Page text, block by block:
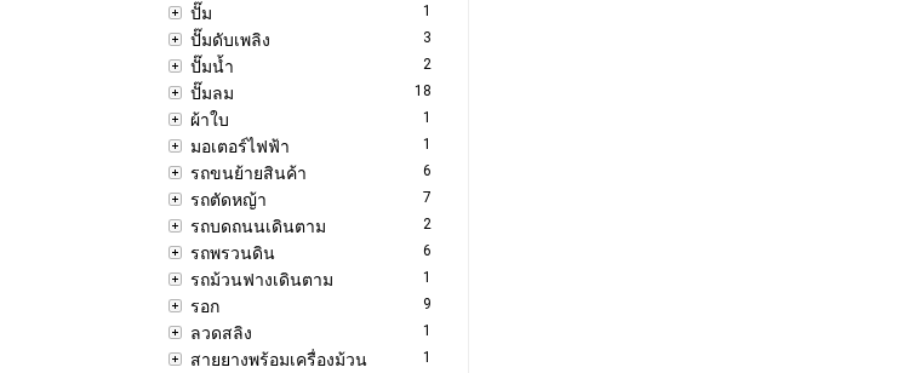
ปั๊ม 1
ปั๊มดับเพลิง 3
ปั๊มน้ำ 2
ปั๊มลม 18
ผ้าใบ 1
มอเตอร์ไฟฟ้า 1
รถขนย้ายสินค้า 6
รถตัดหญ้า 7
รถบดถนนเดินตาม 2
รถพรวนดิน 6
รถม้วนฟางเดินตาม 1
รอก 9
ลวดสลิง 1
สายยางพร้อมเครื่องม้วน 1